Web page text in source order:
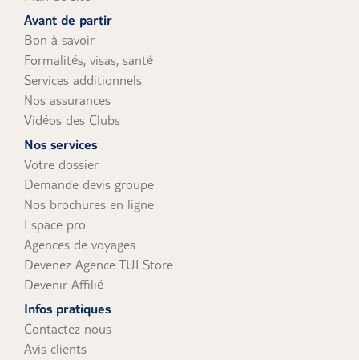
Avant de partir
Bon à savoir
Formalités, visas, santé
Services additionnels
Nos assurances
Vidéos des Clubs
Nos services
Votre dossier
Demande devis groupe
Nos brochures en ligne
Espace pro
Agences de voyages
Devenez Agence TUI Store
Devenir Affilié
Infos pratiques
Contactez nous
Avis clients